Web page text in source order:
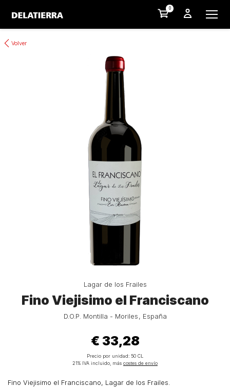
0
Volver
Lagar de los Frailes
Fino Viejisimo el Franciscano
D.O.P. Montilla - Moriles España
€ 33,28
Precio por unidad: 50 CL
21% IVA incluido, más costes de envío
Fino Viejisimo el Franciscano, Lagar de los Frailes.